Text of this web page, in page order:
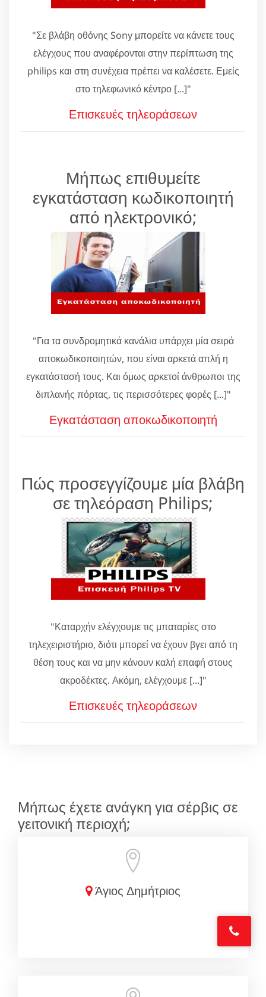
"Σε βλάβη οθόνης Sony μπορείτε να κάνετε τους
ελέγχους που αναφέρονται στην περίπτωση της
philips και στη συνέχεια πρέπει να καλέσετε. Εμείς
στο τηλεφωνικό κέντρο [...]"
Επισκευές τηλεοράσεων
Μήπως επιθυμείτε
εγκατάσταση κωδικοποιητή
από ηλεκτρονικό;
"Για τα συνδρομητικά κανάλια υπάρχει μία σειρά
αποκωδικοποιητών, που είναι αρκετά απλή η
εγκατάστασή τους. Και όμως αρκετοί άνθρωποι της
διπλανής πόρτας, τις περισσότερες φορές [...]"
Εγκατάσταση αποκωδικοποιητή
Πώς προσεγγίζουμε μία βλάβη
σε τηλεόραση Philips;
"Καταρχήν ελέγχουμε τις μπαταρίες στο
τηλεχειριστήριο, διότι μπορεί να έχουν βγει από τη
θέση τους και να μην κάνουν καλή επαφή στους
ακροδέκτες. Ακόμη, ελέγχουμε [...]"
Επισκευές τηλεοράσεων
Μήπως έχετε ανάγκη για σέρβις σε
γειτονική περιοχή;
Άγιος Δημήτριος